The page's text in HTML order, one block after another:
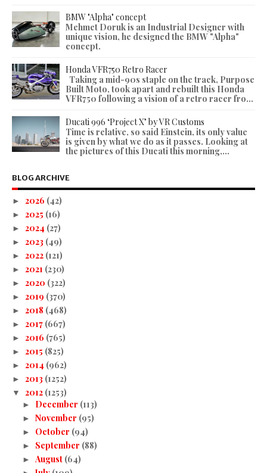
BMW "Alpha" concept
Mehmet Doruk is an Industrial Designer with
unique vision, he designed the BMW "Alpha"
concept.
Honda VFR750 Retro Racer
Taking a mid-90s staple on the track, Purpose
Built Moto, took apart and rebuilt this Honda
VFR750 following a vision of a retro racer fro...
Ducati 996 ‘Project X’ by VR Customs
Time is relative, so said Einstein, its only value
is given by what we do as it passes. Looking at
the pictures of this Ducati this morning,...
BLOG ARCHIVE
► 2026 (42)
► 2025 (16)
► 2024 (27)
► 2023 (49)
► 2022 (121)
► 2021 (230)
► 2020 (322)
► 2019 (370)
► 2018 (468)
► 2017 (667)
► 2016 (765)
► 2015 (825)
► 2014 (962)
► 2013 (1252)
▼ 2012 (1253)
► December (113)
► November (95)
► October (94)
► September (88)
► August (64)